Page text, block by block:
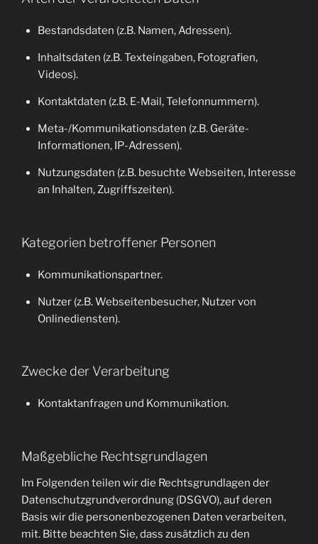
Bestandsdaten (z.B. Namen, Adressen).
Inhaltsdaten (z.B. Texteingaben, Fotografien,
Videos).
Kontaktdaten (z.B. E-Mail, Telefonnummern).
Meta-/Kommunikationsdaten (z.B. Geräte-
Informationen, IP-Adressen).
Nutzungsdaten (z.B. besuchte Webseiten, Interesse
an Inhalten, Zugriffszeiten).
Kategorien betroffener Personen
Kommunikationspartner.
Nutzer (z.B. Webseitenbesucher, Nutzer von
Onlinediensten).
Zwecke der Verarbeitung
Kontaktanfragen und Kommunikation.
Maßgebliche Rechtsgrundlagen
Im Folgenden teilen wir die Rechtsgrundlagen der
Datenschutzgrundverordnung (DSGVO), auf deren
Basis wir die personenbezogenen Daten verarbeiten,
mit. Bitte beachten Sie, dass zusätzlich zu den